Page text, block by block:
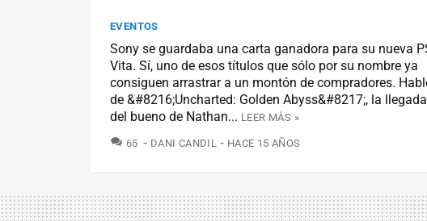
EVENTOS
Sony se guardaba una carta ganadora para su nueva
Vita. Sí, uno de esos títulos que sólo por su nombre ya
consiguen arrastrar a un montón de compradores.
de &#8216;Uncharted: Golden Abyss&#8217;, la llegada
del bueno de Nathan... LEER MÁS »
65 COMENTARIOS
DANI CANDIL HACE 15 AÑOS